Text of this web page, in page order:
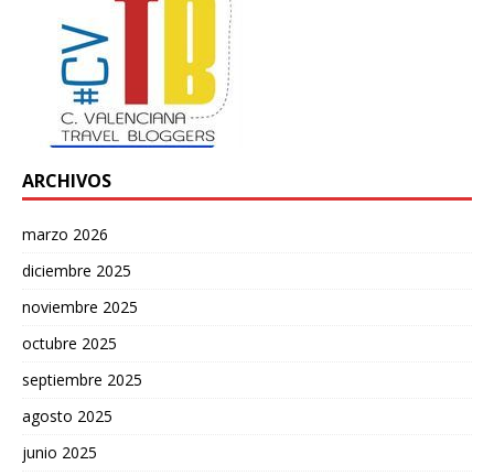
ARCHIVOS
marzo 2026
diciembre 2025
noviembre 2025
octubre 2025
septiembre 2025
agosto 2025
junio 2025